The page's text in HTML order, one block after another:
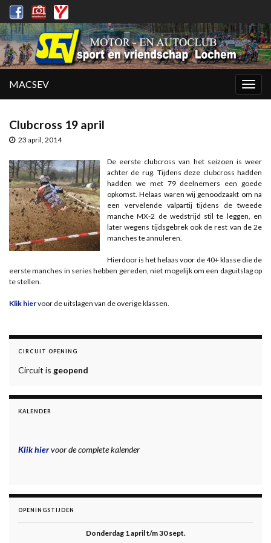
MACSEV
Clubcross 19 april
23 april, 2014
De eerste clubcross van het seizoen is weer
achter de rug. Tijdens deze clubcross hadden
hadden we met 79 deelnemers een goede
opkomst. Helaas waren wij genoodzaakt om na
een vervelende valpartij tijdens de tweede
manche MX-2 de wedstrijd stil te leggen, en
later wegens tijdsgebrek ook de rest van de 2e
manches te annuleren.
Hierdoor is het helaas voor de 40+ klasse die de
eerste manches in series hebben gereden, niet mogelijk om een daguitslag op
te stellen.
Klik hiervoor de uitslagen van de overige klassen.
CIRCUIT OPENING
Circuit is geopend
KALENDER
Klik hiervoor de complete kalender
OPENINGSTIJDEN
Donderdag 1 april t/m 30 sept.